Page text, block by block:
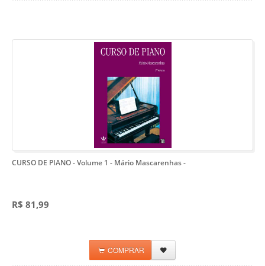
CURSO DE PIANO - Volume 1 - Mário Mascarenhas-
R$ 81,99
COMPRAR